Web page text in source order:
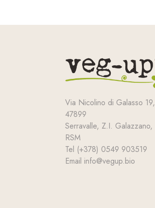
era:
è:
Via Nicolino di Galasso 19,
47899
Serravalle, Z.I. Galazzano,
RSM
Tel (+378) 0549 903519
Email info@vegup.bio